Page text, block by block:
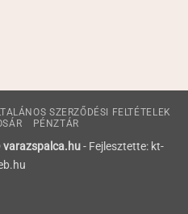
SZERZŐDÉSI FELTÉTELEK
PÉNZTÁR
varazspalca.hu- Fejlesztette: kt-